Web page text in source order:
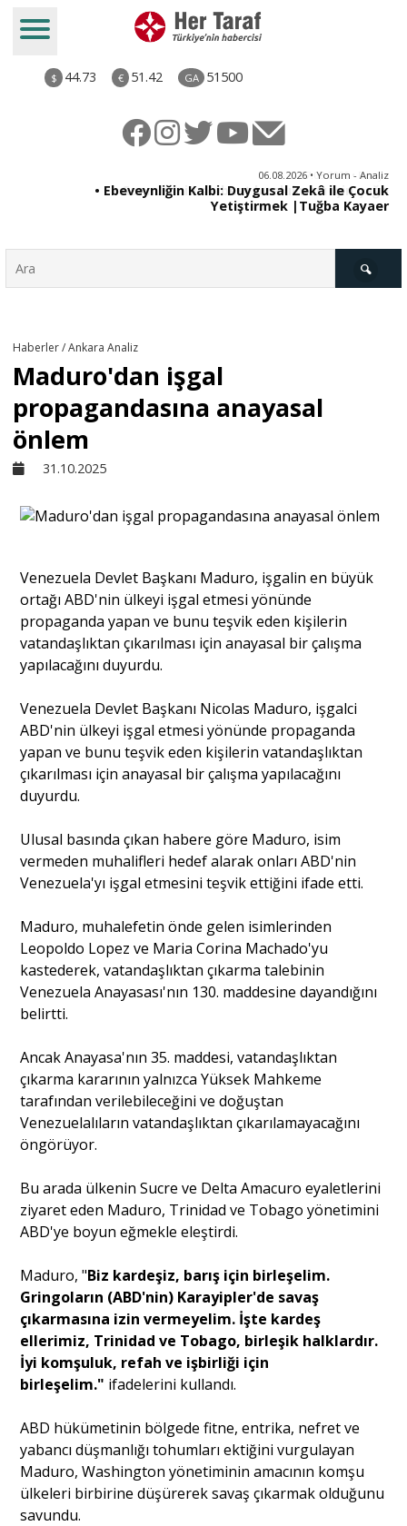
$ 44.73 € 51.42 GA 51500
06.08.2026 • Yorum - Analiz
• Ebeveynliğin Kalbi: Duygusal Zekâ ile Çocuk
Yetiştirmek |Tuğba Kayaer
Derkenar
Kültür - Sanat
Ekonomi
Dünya
Söyleşi
Portre
Yazarlar
Dosya Haber
Ankara Analiz
Haberler / Ankara Analiz
Maduro'dan işgal
propagandasına anayasal
önlem
31.10.2025
Venezuela Devlet Başkanı Maduro, işgalin en büyük
ortağı ABD'nin ülkeyi işgal etmesi yönünde
propaganda yapan ve bunu teşvik eden kişilerin
vatandaşlıktan çıkarılması için anayasal bir çalışma
yapılacağını duyurdu.
Venezuela Devlet Başkanı Nicolas Maduro, işgalci
ABD'nin ülkeyi işgal etmesi yönünde propaganda
yapan ve bunu teşvik eden kişilerin vatandaşlıktan
çıkarılması için anayasal bir çalışma yapılacağını
duyurdu.
Ulusal basında çıkan habere göre Maduro, isim
vermeden muhalifleri hedef alarak onları ABD'nin
Venezuela'yı işgal etmesini teşvik ettiğini ifade etti.
Maduro, muhalefetin önde gelen isimlerinden
Leopoldo Lopez ve Maria Corina Machado'yu
kastederek, vatandaşlıktan çıkarma talebinin
Venezuela Anayasası'nın 130. maddesine dayandığını
belirtti.
Ancak Anayasa'nın 35. maddesi, vatandaşlıktan
çıkarma kararının yalnızca Yüksek Mahkeme
tarafından verilebileceğini ve doğuştan
Venezuelalıların vatandaşlıktan çıkarılamayacağını
öngörüyor.
Bu arada ülkenin Sucre ve Delta Amacuro eyaletlerini
ziyaret eden Maduro, Trinidad ve Tobago yönetimini
ABD'ye boyun eğmekle eleştirdi.
Maduro, "Biz kardeşiz, barış için birleşelim.
Gringoların (ABD'nin) Karayipler'de savaş
çıkarmasına izin vermeyelim. İşte kardeş
ellerimiz, Trinidad ve Tobago, birleşik halklardır.
İyi komşuluk, refah ve işbirliği için
birleşelim." ifadelerini kullandı.
ABD hükümetinin bölgede fitne, entrika, nefret ve
yabancı düşmanlığı tohumları ektiğini vurgulayan
Maduro, Washington yönetiminin amacının komşu
ülkeleri birbirine düşürerek savaş çıkarmak olduğunu
savundu.